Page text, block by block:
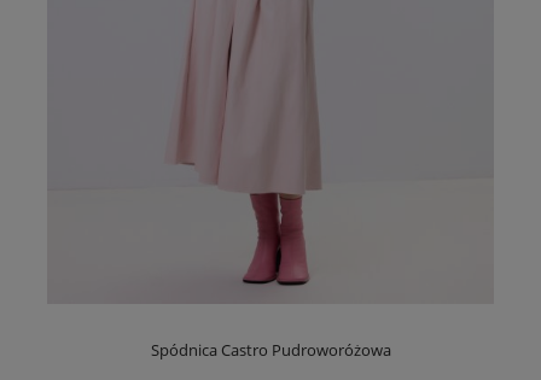
Spódnica Castro Pudroworóżowa